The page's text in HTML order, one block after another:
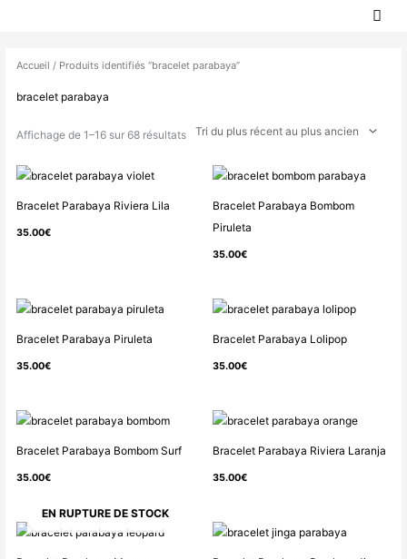
Accueil / Produits identifiés “bracelet parabaya”
bracelet parabaya
Affichage de 1–16 sur 68 résultats
du
au
ancien
Bracelet Parabaya Riviera Lila
35.00€
Bracelet Parabaya Bombom
Piruleta
35.00€
Bracelet Parabaya Piruleta
35.00€
Bracelet Parabaya Lolipop
35.00€
Bracelet Parabaya Bombom Surf
35.00€
Bracelet Parabaya Riviera Laranja
35.00€
EN RUPTURE DE STOCK